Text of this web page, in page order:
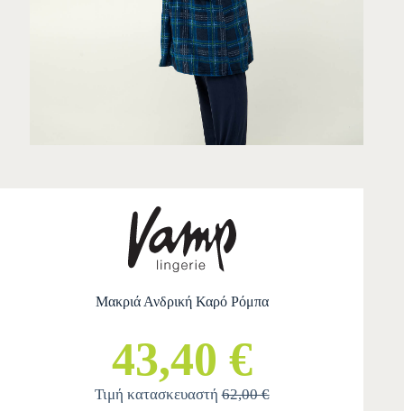
Μακριά Ανδρική Καρό Ρόμπα
43,40 €
Τιμή κατασκευαστή62,00 €